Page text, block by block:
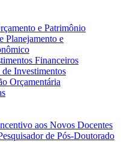
e Patrimônio
Planejamento e
Financeiros
Investimentos
Orçamentária
aos Novos Docentes
de Pós-Doutorado